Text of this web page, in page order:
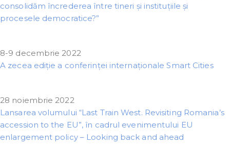
consolidăm încrederea între tineri și instituțiile și
procesele democratice?”
8-9 decembrie 2022
A zecea ediție a conferinței internaționale Smart Cities
28 noiembrie 2022
Lansarea volumului “Last Train West. Revisiting Romania’s
accession to the EU”, în cadrul evenimentului EU
enlargement policy – Looking back and ahead